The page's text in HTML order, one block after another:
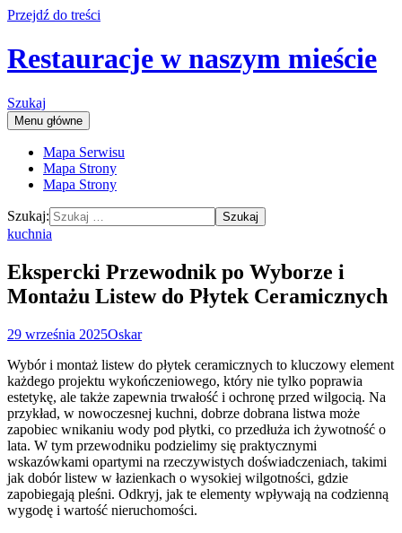
Przejdź do treści
Restauracje w naszym mieście
Szukaj
Menu główne
Mapa Serwisu
Mapa Strony
Mapa Strony
Szukaj:
kuchnia
Ekspercki Przewodnik po Wyborze i
Montażu Listew do Płytek Ceramicznych
29 września 2025Oskar
Wybór i montaż listew do płytek ceramicznych to kluczowy element
każdego projektu wykończeniowego, który nie tylko poprawia
estetykę, ale także zapewnia trwałość i ochronę przed wilgocią. Na
przykład, w nowoczesnej kuchni, dobrze dobrana listwa może
zapobiec wnikaniu wody pod płytki, co przedłuża ich żywotność o
lata. W tym przewodniku podzielimy się praktycznymi
wskazówkami opartymi na rzeczywistych doświadczeniach, takimi
jak dobór listew w łazienkach o wysokiej wilgotności, gdzie
zapobiegają pleśni. Odkryj, jak te elementy wpływają na codzienną
wygodę i wartość nieruchomości.